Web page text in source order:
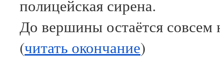
полицейская сирена.
До вершины остаётся совсем
(читать окончание)